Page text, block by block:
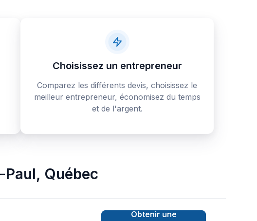
Choisissez un entrepreneur
Comparez les différents devis, choisissez le
meilleur entrepreneur, économisez du temps
et de l'argent.
Paul, Québec
Obtenir une